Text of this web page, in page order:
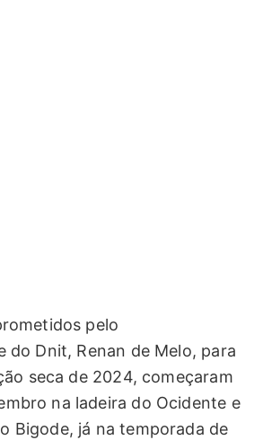
pelo
do Dnit, Renan de Melo, para
seca de 2024, começaram
na ladeira do Ocidente e
Bigode, já na temporada de